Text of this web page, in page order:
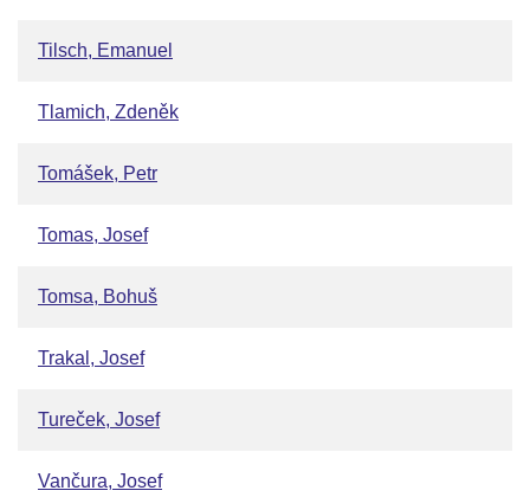
Tilsch, Emanuel
Tlamich, Zdeněk
Tomášek, Petr
Tomas, Josef
Tomsa, Bohuš
Trakal, Josef
Tureček, Josef
Vančura, Josef